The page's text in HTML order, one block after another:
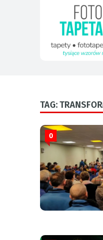
TAG:
0